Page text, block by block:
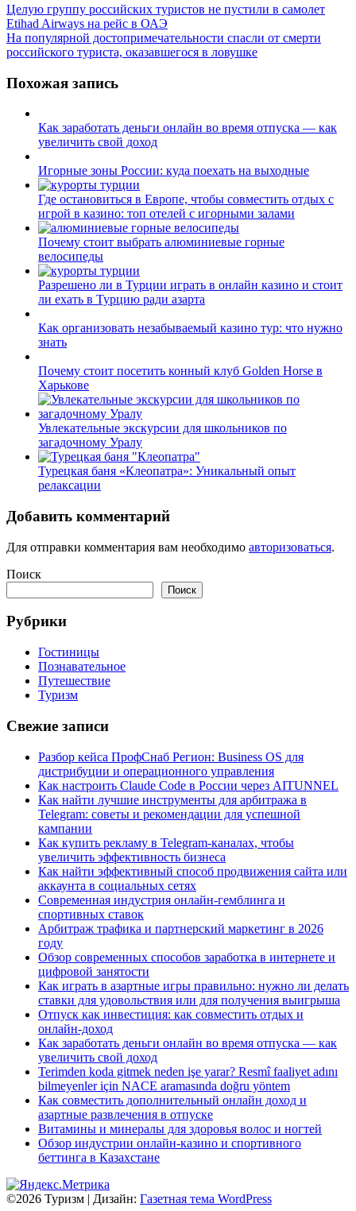
Навигация
по
записям
Целую группу российских туристов не пустили в самолет
Etihad Airways на рейс в ОАЭ
На популярной достопримечательности спасли от смерти
российского туриста, оказавшегося в ловушке
Похожая запись
Как заработать деньги онлайн во время отпуска — как
увеличить свой доход
Игорные зоны России: куда поехать на выходные
Где остановиться в Европе, чтобы совместить отдых с
игрой в казино: топ отелей с игорными залами
Почему стоит выбрать алюминиевые горные
велосипеды
Разрешено ли в Турции играть в онлайн казино и стоит
ли ехать в Турцию ради азарта
Как организовать незабываемый казино тур: что нужно
знать
Почему стоит посетить конный клуб Golden Horse в
Харькове
Увлекательные экскурсии для школьников по
загадочному Уралу
Турецкая баня «Клеопатра»: Уникальный опыт
релаксации
Добавить комментарий
Для отправки комментария вам необходимо авторизоваться.
Поиск
Поиск
Рубрики
Гостиницы
Познавательное
Путешествие
Туризм
Свежие записи
Разбор кейса ПрофСнаб Регион: Business OS для
дистрибуции и операционного управления
Как настроить Claude Code в России через AITUNNEL
Как найти лучшие инструменты для арбитража в
Telegram: советы и рекомендации для успешной
кампании
Как купить рекламу в Telegram-каналах, чтобы
увеличить эффективность бизнеса
Как найти эффективный способ продвижения сайта или
аккаунта в социальных сетях
Современная индустрия онлайн-гемблинга и
спортивных ставок
Арбитраж трафика и партнерский маркетинг в 2026
году
Обзор современных способов заработка в интернете и
цифровой занятости
Как играть в азартные игры правильно: нужно ли делать
ставки для удовольствия или для получения выигрыша
Отпуск как инвестиция: как совместить отдых и
онлайн-доход
Как заработать деньги онлайн во время отпуска — как
увеличить свой доход
Terimden koda gitmek neden işe yarar? Resmî faaliyet adını
bilmeyenler için NACE aramasında doğru yöntem
Как совместить дополнительный онлайн доход и
азартные развлечения в отпуске
Витамины и минералы для здоровья волос и ногтей
Обзор индустрии онлайн-казино и спортивного
беттинга в Казахстане
©2026 Туризм | Дизайн: Газетная тема WordPress